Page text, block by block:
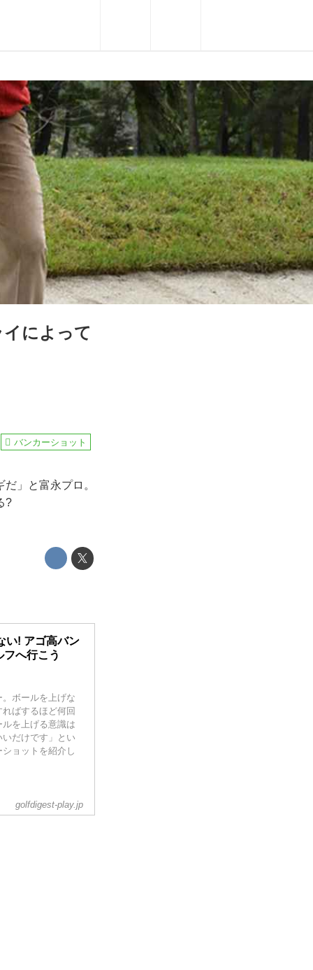
によって
バンカーショット
」と富永プロ。
?
い! アゴ高バン
へ行こう
ボールを上げな
ばするほど何回
を上げる意識は
だけです」とい
ョットを紹介し
golfdigest-play.jp